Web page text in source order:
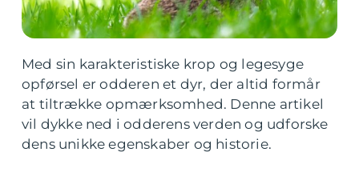
Med sin karakteristiske krop og legesyge
opførsel er odderen et dyr, der altid formår
at tiltrække opmærksomhed. Denne artikel
vil dykke ned i odderens verden og udforske
dens unikke egenskaber og historie.